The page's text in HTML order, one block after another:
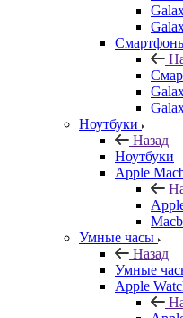
Ноутбуки
Назад
Ноутбуки
Apple
Умные часы
Назад
Умные
Apple